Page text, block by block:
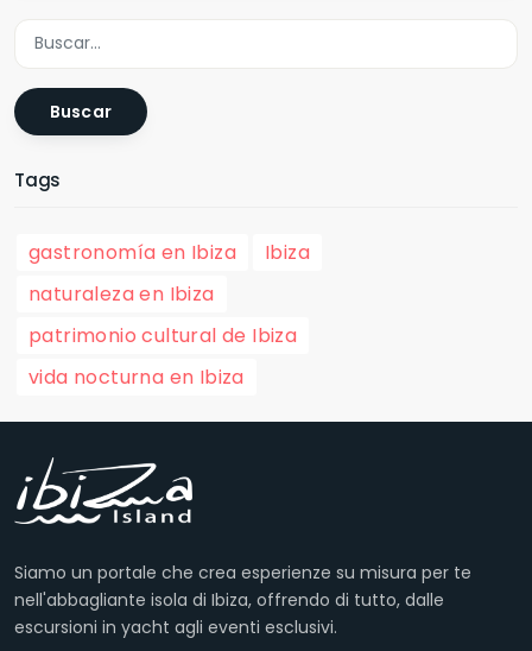
Buscar
Tags
gastronomía en Ibiza
Ibiza
naturaleza en Ibiza
patrimonio cultural de Ibiza
vida nocturna en Ibiza
Siamo un portale che crea esperienze su misura per te
nell'abbagliante isola di Ibiza, offrendo di tutto, dalle
escursioni in yacht agli eventi esclusivi.